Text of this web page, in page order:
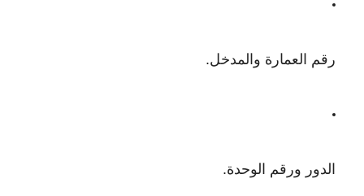
رقم العمارة والمدخل.
الدور ورقم الوحدة.